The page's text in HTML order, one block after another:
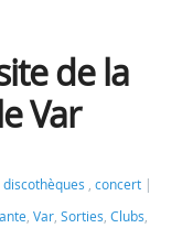
de la
Var
discothèques , concert
, Var, Sorties, Clubs,